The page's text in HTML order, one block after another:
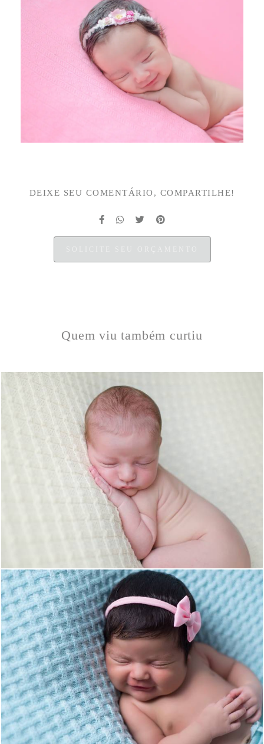
DEIXE SEU COMENTÁRIO, COMPARTILHE!
Quem viu também curtiu
1639 16
2359 0